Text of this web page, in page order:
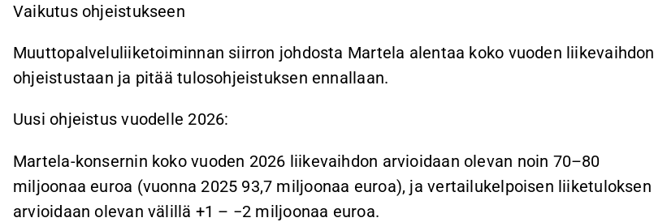
Vaikutus ohjeistukseen
Muuttopalveluliiketoiminnan siirron johdosta Martela alentaa koko vuoden liikevaihdon
ohjeistustaan ja pitää tulosohjeistuksen ennallaan.
Uusi ohjeistus vuodelle 2026:
Martela-konsernin koko vuoden 2026 liikevaihdon arvioidaan olevan noin 70–80
miljoonaa euroa (vuonna 2025 93,7 miljoonaa euroa), ja vertailukelpoisen liiketuloksen
arvioidaan olevan välillä +1 – −2 miljoonaa euroa.